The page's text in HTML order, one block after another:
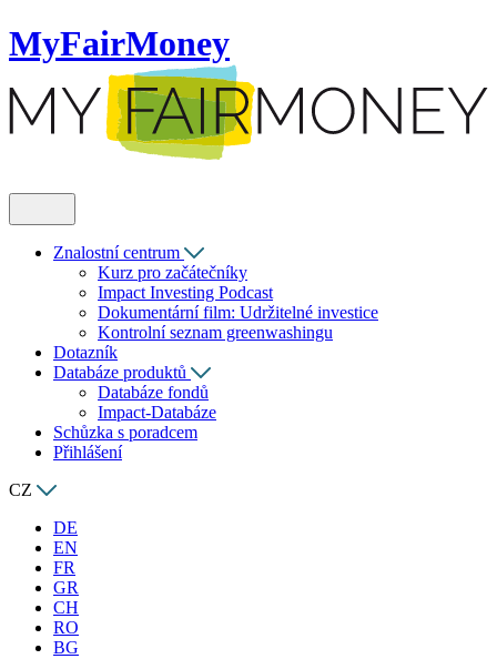
MyFairMoney
Znalostní centrum
Kurz pro začátečníky
Impact Investing Podcast
Dokumentární film: Udržitelné investice
Kontrolní seznam greenwashingu
Dotazník
Databáze produktů
Databáze fondů
Impact-Databáze
Schůzka s poradcem
Přihlášení
CZ
DE
EN
FR
GR
CH
RO
BG